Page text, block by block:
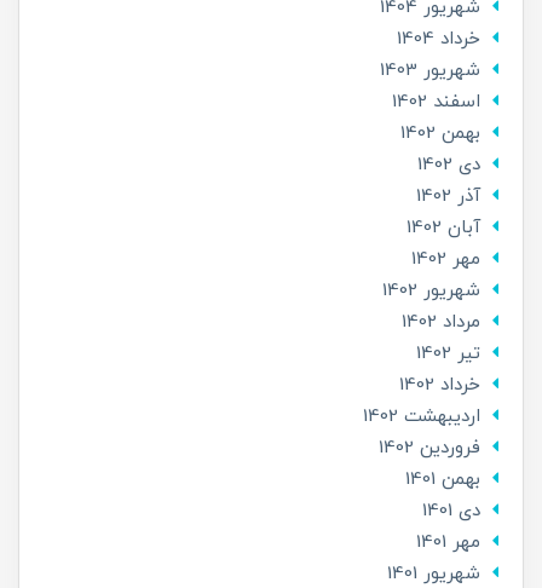
شهریور 1404
خرداد 1404
شهریور 1403
اسفند 1402
بهمن 1402
دی 1402
آذر 1402
آبان 1402
مهر 1402
شهریور 1402
مرداد 1402
تير 1402
خرداد 1402
ارديبهشت 1402
فروردین 1402
بهمن 1401
دی 1401
مهر 1401
شهریور 1401